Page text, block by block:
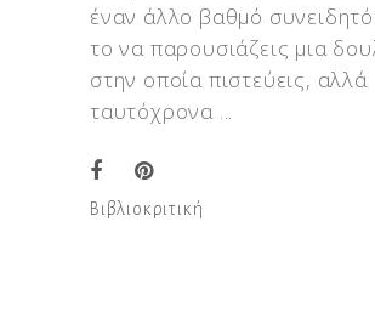
έναν άλλο βαθμό
το να παρουσιάζεις μια
στην οποία πιστεύεις, αλλά
ταυτόχρονα
Βιβλιοκριτική